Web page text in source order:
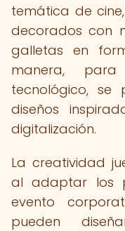
temática de
decorados con
galletas en
manera,
tecnológico, se
diseños
digitalización.
La creatividad
al adaptar los
evento
pueden